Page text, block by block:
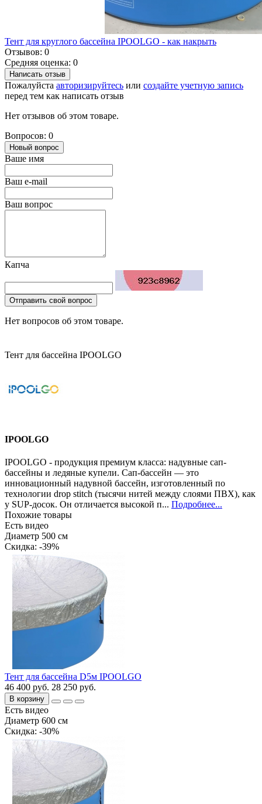
Тент для круглого бассейна IPOOLGO - как накрыть
Отзывов: 0
Средняя оценка: 0
Написать отзыв
Пожалуйста авторизируйтесь или создайте учетную запись
перед тем как написать отзыв
Нет отзывов об этом товаре.
Вопросов: 0
Новый вопрос
Ваше имя
Ваш e-mail
Ваш вопрос
Капча
Отправить свой вопрос
Нет вопросов об этом товаре.
Тент для бассейна IPOOLGO
IPOOLGO
IPOOLGO - продукция премиум класса: надувные сап-
бассейны и ледяные купели. Сап-бассейн — это
инновационный надувной бассейн, изготовленный по
технологии drop stitch (тысячи нитей между слоями ПВХ), как
у SUP-досок. Он отличается высокой п... Подробнее...
Похожие товары
Есть видео
Диаметр 500 см
Cкидка: -39%
Тент для бассейна D5м IPOOLGO
46 400 руб. 28 250 руб.
В корзину
Есть видео
Диаметр 600 см
Cкидка: -30%